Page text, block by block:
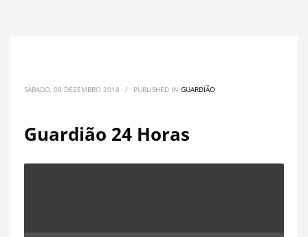
SÁBADO, 08 DEZEMBRO 2018 / PUBLISHED IN GUARDIÃO
Guardião 24 Horas